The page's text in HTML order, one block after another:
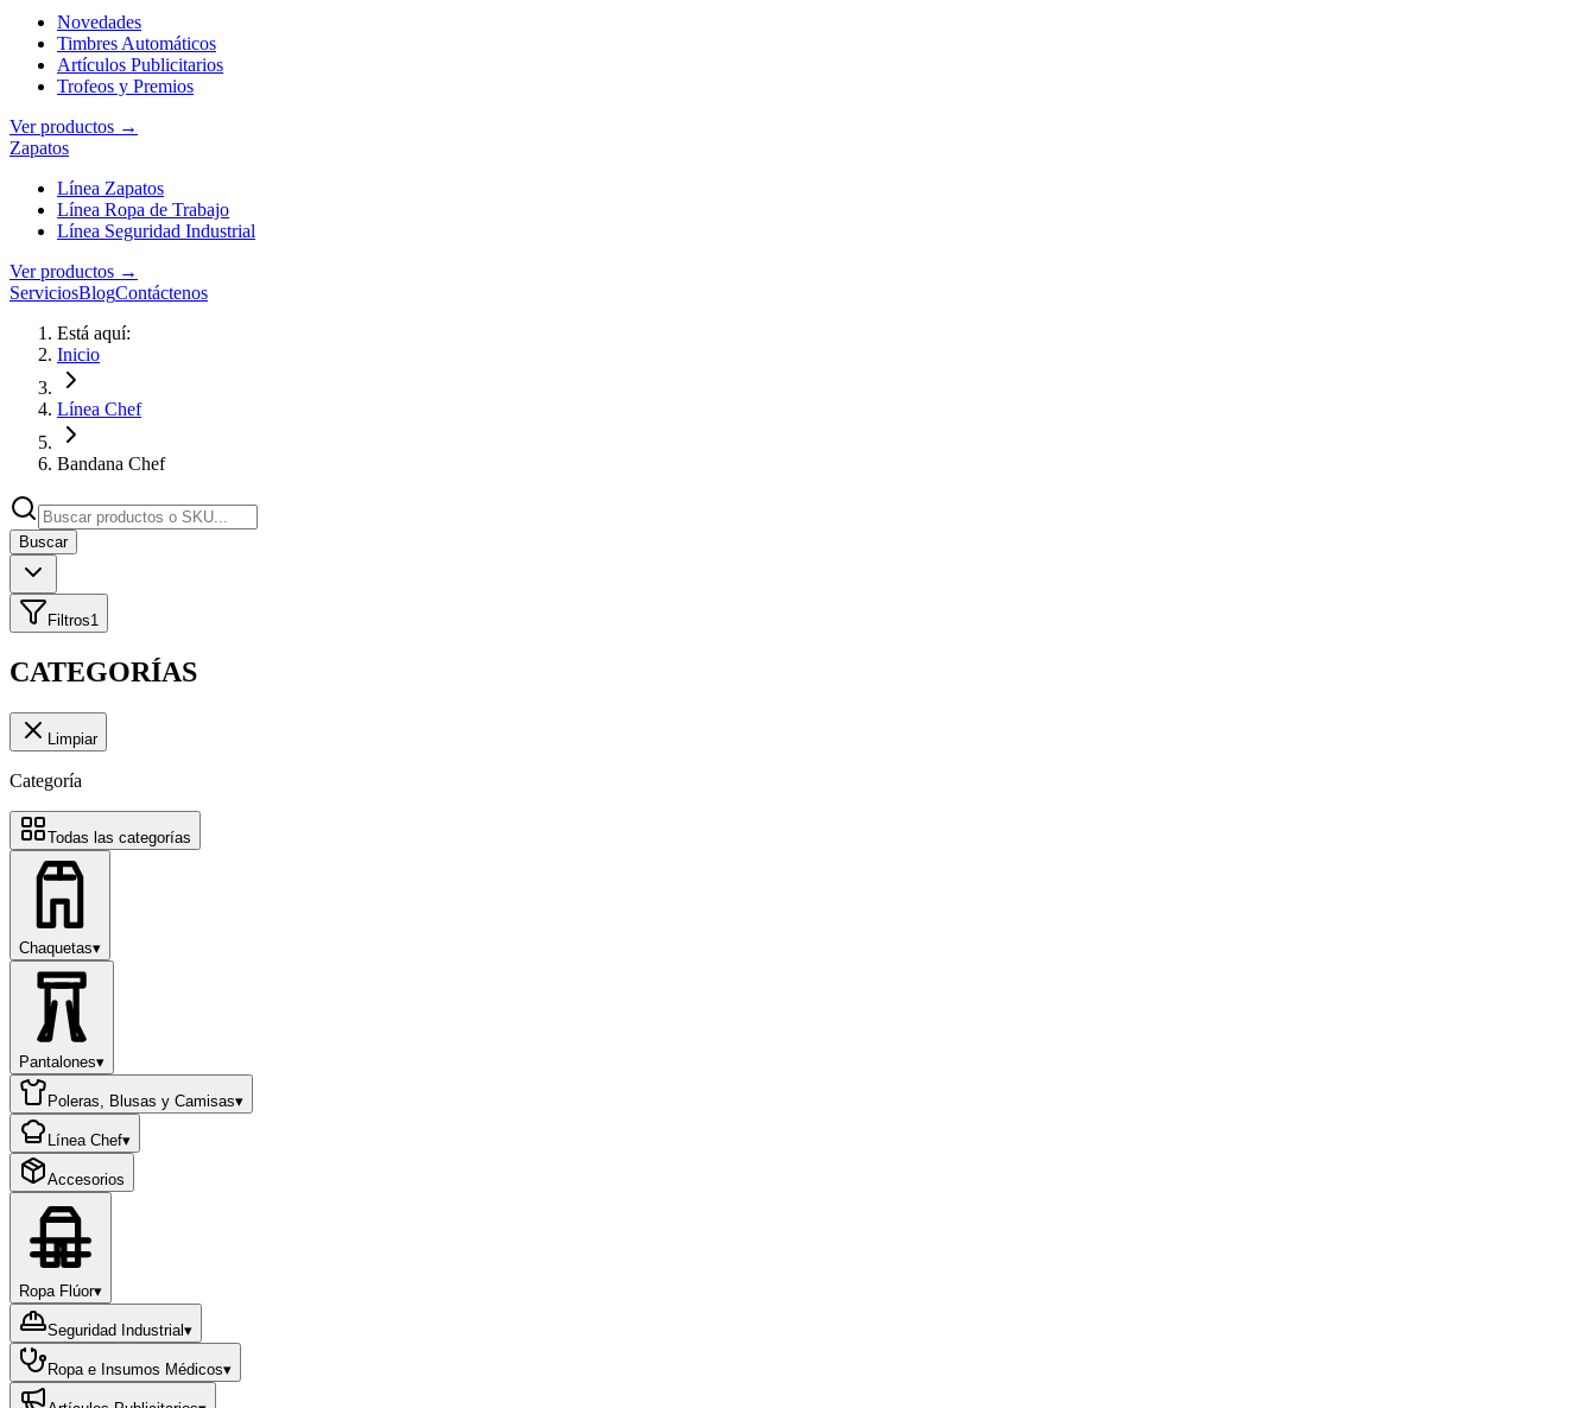
Novedades
Timbres Automáticos
Artículos Publicitarios
Trofeos y Premios
Ver productos →
Zapatos
Línea Zapatos
Línea Ropa de Trabajo
Línea Seguridad Industrial
Ver productos →
ServiciosBlogContáctenos
Está aquí:
Inicio
Línea Chef
Bandana Chef
Buscar
Filtros1
CATEGORÍAS
Limpiar
Categoría
Todas las categorías
Chaquetas▾
Pantalones▾
Poleras, Blusas y Camisas▾
Línea Chef▾
Accesorios
Ropa Flúor▾
Seguridad Industrial ▾
Ropa e Insumos Médicos▾